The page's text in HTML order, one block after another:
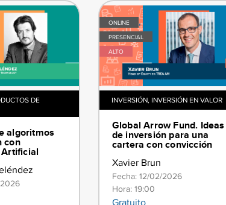
DE
algoritmos
con
ONLINE ,
PRESENCIAL
ALTO
INVERSIÓN, INVERSIÓN EN VALOR
​​Global Arrow Fund. Ideas
de inversión para una
cartera con convicción
Xavier Brun
Fecha: 12/02/2026
Hora: 19:00